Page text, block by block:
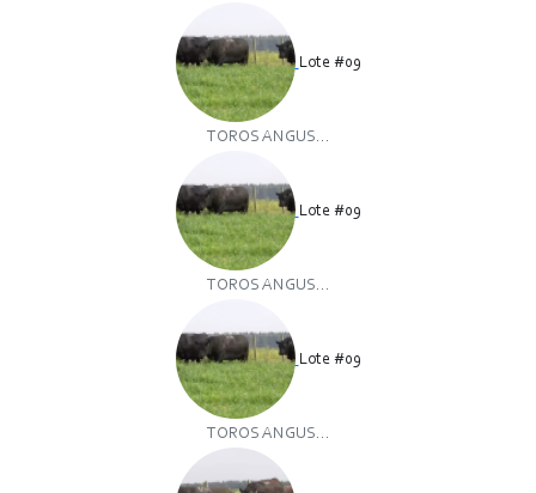
Lote #09
TOROS ANGUS...
Lote #09
TOROS ANGUS...
Lote #09
TOROS ANGUS...